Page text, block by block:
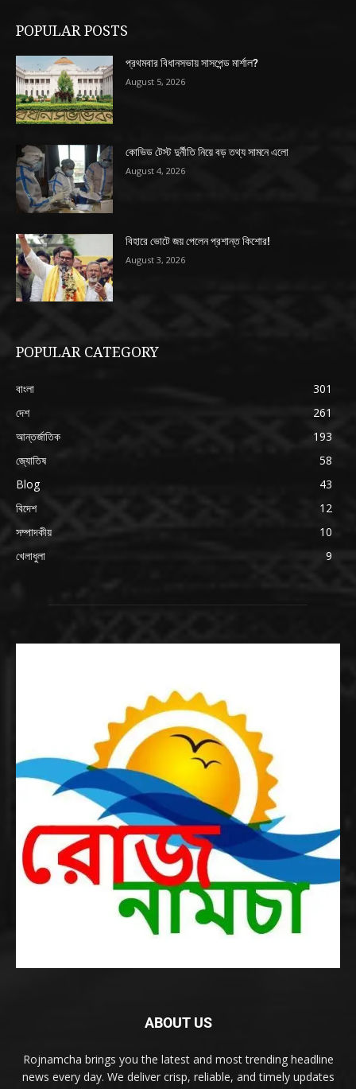
POPULAR POSTS
প্রথমবার বিধানসভায় সাসপেন্ড মার্শাল?
August 5, 2026
কোভিড টেস্ট দুর্নীতি নিয়ে বড় তথ্য সামনে এলো
August 4, 2026
বিহারে ভোটে জয় পেলেন প্রশান্ত কিশোর!
August 3, 2026
POPULAR CATEGORY
বাংলা
301
দেশ
261
আন্তর্জাতিক
193
জ্যোতিষ
58
Blog
43
বিদেশ
12
সম্পাদকীয়
10
খেলাধুলা
9
ABOUT US
Rojnamcha brings you the latest and most trending headline
news every day. We deliver crisp, reliable, and timely updates